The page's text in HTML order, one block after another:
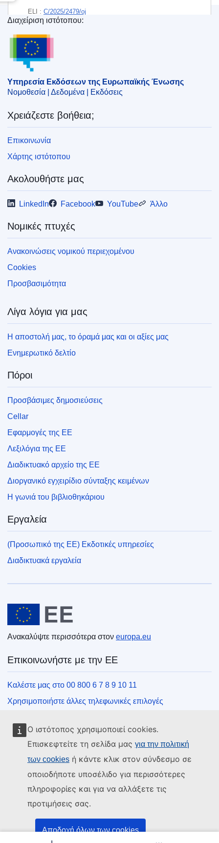
Ο ιστότοπος χρησιμοποιεί cookies.
Επισκεφτείτε τη σελίδα μας για την πολιτική
των cookies ή κάντε κλικ στον σύνδεσμο σε
οποιοδήποτε υποσέλιδο για περισσότερες
πληροφορίες και για να αλλάξετε τις
προτιμήσεις σας.
Αποδοχή όλων των cookies
ELI : C/2025/2479/oj
IMMC : ST 6349 2025 INIT
Εμφάνιση όλων των τευχών αυτής της σειράς
Υπηρεσία Εκδόσεων της Ευρωπαϊκής Ένωσης
Διαχείριση ιστότοπου:
Υπηρεσία Εκδόσεων της Ευρωπαϊκής Ένωσης
Νομοθεσία | Δεδομένα | Εκδόσεις
Χρειάζεστε βοήθεια;
Επικοινωνία
Χάρτης ιστότοπου
Ακολουθήστε μας
LinkedIn Facebook YouTube Άλλο
Νομικές πτυχές
Ανακοινώσεις νομικού περιεχομένου
Cookies
Προσβασιμότητα
Λίγα λόγια για μας
Η αποστολή μας, το όραμά μας και οι αξίες μας
Ενημερωτικό δελτίο
Πόροι
Προσβάσιμες δημοσιεύσεις
Cellar
Εφαρμογές της ΕΕ
Λεξιλόγια της ΕΕ
Διαδικτυακό αρχείο της ΕΕ
Διοργανικό εγχειρίδιο σύνταξης κειμένων
Η γωνιά του βιβλιοθηκάριου
Εργαλεία
(Προσωπικό της ΕΕ) Εκδοτικές υπηρεσίες
Διαδικτυακά εργαλεία
Ευρωπαϊκή Ένωση
Ανακαλύψτε περισσότερα στον europa.eu
Επικοινωνήστε με την ΕΕ
Καλέστε μας στο 00 800 6 7 8 9 10 11
Χρησιμοποιήστε άλλες τηλεφωνικές επιλογές
Συναντήστε μας σε ένα από τα κέντρα της ΕΕ
Μέσα κοινωνικής δικτύωσης
Αναζητήστε τα κανάλια της ΕΕ στα μέσα κοινωνικής
Θεσμικά όργανα και οργανισμοί της ΕΕ